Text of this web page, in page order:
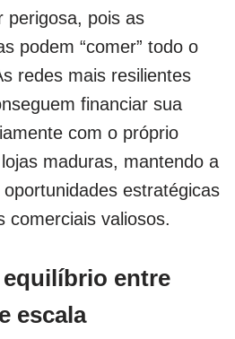
perigosa, pois as
podem “comer” todo o
redes mais resilientes
financiar sua
com o próprio
maduras, mantendo a
estratégicas
comerciais valiosos.
entre
escala